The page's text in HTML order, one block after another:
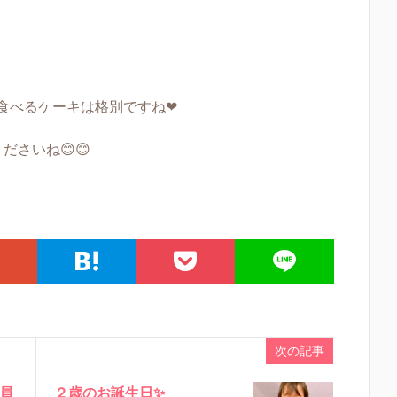
べるケーキは格別ですね❤
さいね😊😊
次の記事
２歳のお誕生日✨